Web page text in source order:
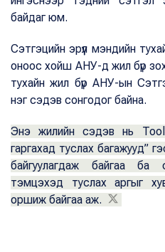
байдаг юм.
Сэтгэцийн эрүүл мэндийн
оноос хойш АНУ-д жил бүр
тухайн жил бүр АНУ-ын
нэг сэдэв сонгодог байна.
Энэ жилийн сэдэв нь
гаргахад туслах багажууд”
байгуулагдаж байгаа ба
тэмцэхэд туслах аргыг
оршиж байгаа аж.